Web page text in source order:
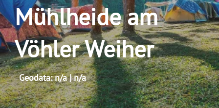
Mühlheide am
Vöhler Weiher
Geodata: n/a | n/a